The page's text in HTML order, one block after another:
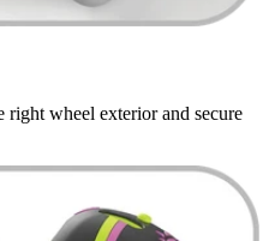
right wheel exterior and secure